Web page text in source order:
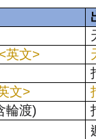
<英文>
文>
輪渡)